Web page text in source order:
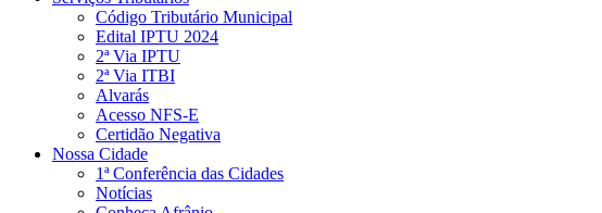
Código Tributário Municipal
Edital IPTU 2024
2ª Via IPTU
2ª Via ITBI
Alvarás
Acesso NFS-E
Certidão Negativa
Nossa Cidade
1ª Conferência das Cidades
Notícias